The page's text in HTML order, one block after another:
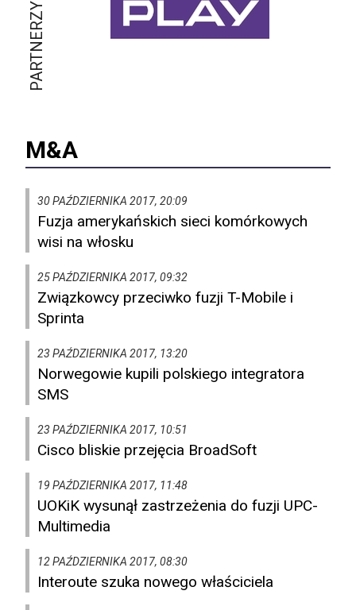
PARTNERZY
M&A
30 PAŹDZIERNIKA 2017, 20:09
Fuzja amerykańskich sieci komórkowych
wisi na włosku
25 PAŹDZIERNIKA 2017, 09:32
Związkowcy przeciwko fuzji T-Mobile i
Sprinta
23 PAŹDZIERNIKA 2017, 13:20
Norwegowie kupili polskiego integratora
SMS
23 PAŹDZIERNIKA 2017, 10:51
Cisco bliskie przejęcia BroadSoft
19 PAŹDZIERNIKA 2017, 11:48
UOKiK wysunął zastrzeżenia do fuzji UPC-
Multimedia
12 PAŹDZIERNIKA 2017, 08:30
Interoute szuka nowego właściciela